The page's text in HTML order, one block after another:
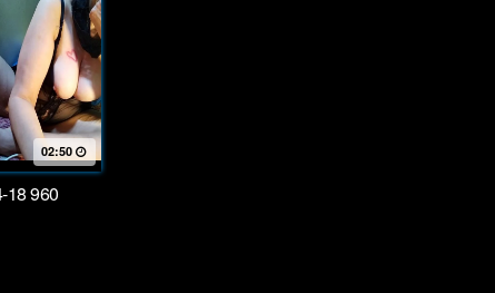
02:50
18 960